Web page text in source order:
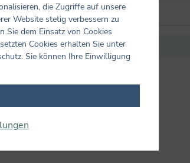
Sie Ihre Erfahrungen mit anderen.
die Zugriffe auf unsere
Website stetig verbessern zu
Sie dem Einsatz von Cookies
Cookies erhalten Sie unter
Sie können Ihre Einwilligung